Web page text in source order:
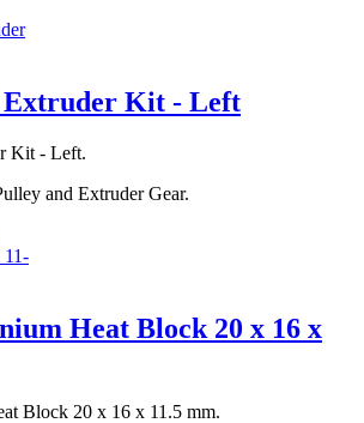
Kit - Left
Kit - Left.
and Extruder Gear.
Heat Block 20 x 16 x
Block 20 x 16 x 11.5 mm.